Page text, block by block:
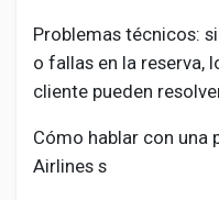
Problemas técnicos:
o fallas en la reserva,
cliente pueden
Cómo hablar con una
Airlines s